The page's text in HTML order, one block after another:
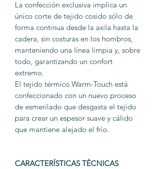
La confección exclusiva implica un
único corte de tejido cosido sólo de
forma continua desde la axila hasta la
cadera, sin costuras en los hombros,
manteniendo una línea limpia y, sobre
todo, garantizando un confort
extremo.
El tejido térmico Warm-Touch está
confeccionado con un nuevo proceso
de esmerilado que desgasta el tejido
para crear un espesor suave y cálido
que mantiene alejado el frío.
CARACTERÍSTICAS TÉCNICAS